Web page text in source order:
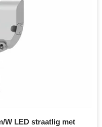
W LED straatlig met